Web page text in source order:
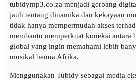
tubidymp3.co.za menjadi gerbang
jauh tentang dinamika dan kekayaan
tidak hanya mempermudah akses
membantu memperkuat koneksi antara
global yang ingin memahami lebih
musikal benua Afrika.
Menggunakan Tubidy sebagai media